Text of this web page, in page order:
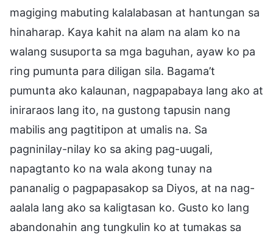
magiging mabuting kalalabasan at hantungan sa
hinaharap. Kaya kahit na alam na alam ko na
walang susuporta sa mga baguhan, ayaw ko pa
ring pumunta para diligan sila. Bagama’t
pumunta ako kalaunan, nagpapabaya lang ako at
iniraraos lang ito, na gustong tapusin nang
mabilis ang pagtitipon at umalis na. Sa
pagninilay-nilay ko sa aking pag-uugali,
napagtanto ko na wala akong tunay na
pananalig o pagpapasakop sa Diyos, at na nag-
aalala lang ako sa kaligtasan ko. Gusto ko lang
abandonahin ang tungkulin ko at tumakas sa